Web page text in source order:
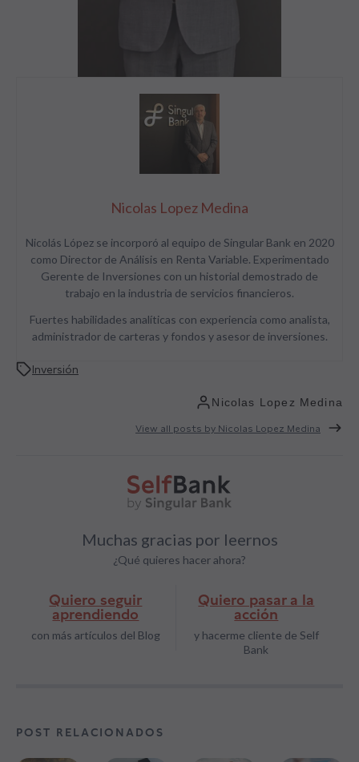
Nicolas Lopez Medina
Nicolás López se incorporó al equipo de Singular Bank en 2020
como Director de Análisis en Renta Variable. Experimentado
Gerente de Inversiones con un historial demostrado de
trabajo en la industria de servicios financieros.
Fuertes habilidades analíticas con experiencia como analista,
administrador de carteras y fondos y asesor de inversiones.
Inversión
Nicolas Lopez Medina
View all posts by Nicolas Lopez Medina
Muchas gracias por leernos
¿Qué quieres hacer ahora?
Quiero seguir
aprendiendo
con más artículos del Blog
Quiero pasar a la
acción
y hacerme cliente de Self
Bank
POST RELACIONADOS